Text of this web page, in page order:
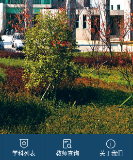
学科列表 教师查询 关于我们